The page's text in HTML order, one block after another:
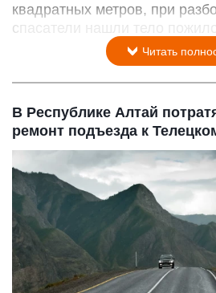
квадратных метров, при
спасатели нашли тело
Читать
В Республике Алтай
ремонт подъезда к